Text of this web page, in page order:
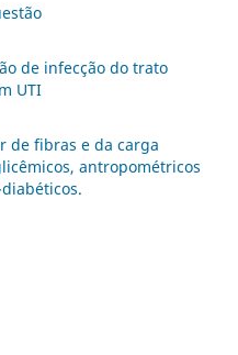
de infecção do trato
UTI
de fibras e da carga
antropométricos